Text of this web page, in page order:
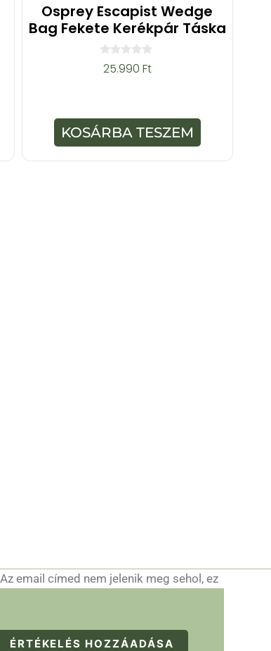
Osprey Escapist Wedge
Bag Fekete Kerékpár Táska
0
a25.990 Ft
KOSÁRBA TESZEM
email címed nem jelenik meg sehol, ez
ÉRTÉKELÉS HOZZÁADÁSA